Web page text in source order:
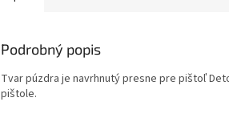
Podrobný popis
Tvar púzdra je navrhnutý presne pre pištoľ
pištole.